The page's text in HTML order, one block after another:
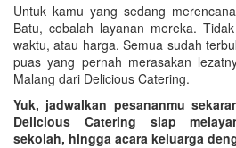
Untuk kamu yang sedang
Batu, cobalah layanan mereka.
waktu, atau harga. Semua sudah
puas yang pernah merasakan
Malang dari Delicious Catering.
Yuk, jadwalkan pesananmu
Delicious Catering siap
sekolah, hingga acara keluarga